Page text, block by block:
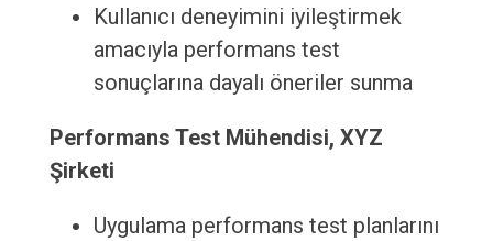
Kullanıcı deneyimini iyileştirmek
amacıyla performans test
sonuçlarına dayalı öneriler sunma
Performans Test Mühendisi, XYZ
Şirketi
Uygulama performans test planlarını